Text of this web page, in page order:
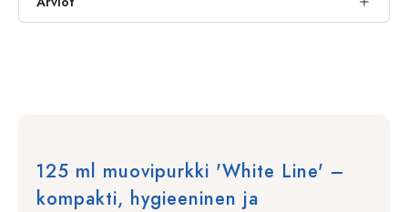
125 ml muovipurkki 'White Line' –
kompakti, hygieeninen ja